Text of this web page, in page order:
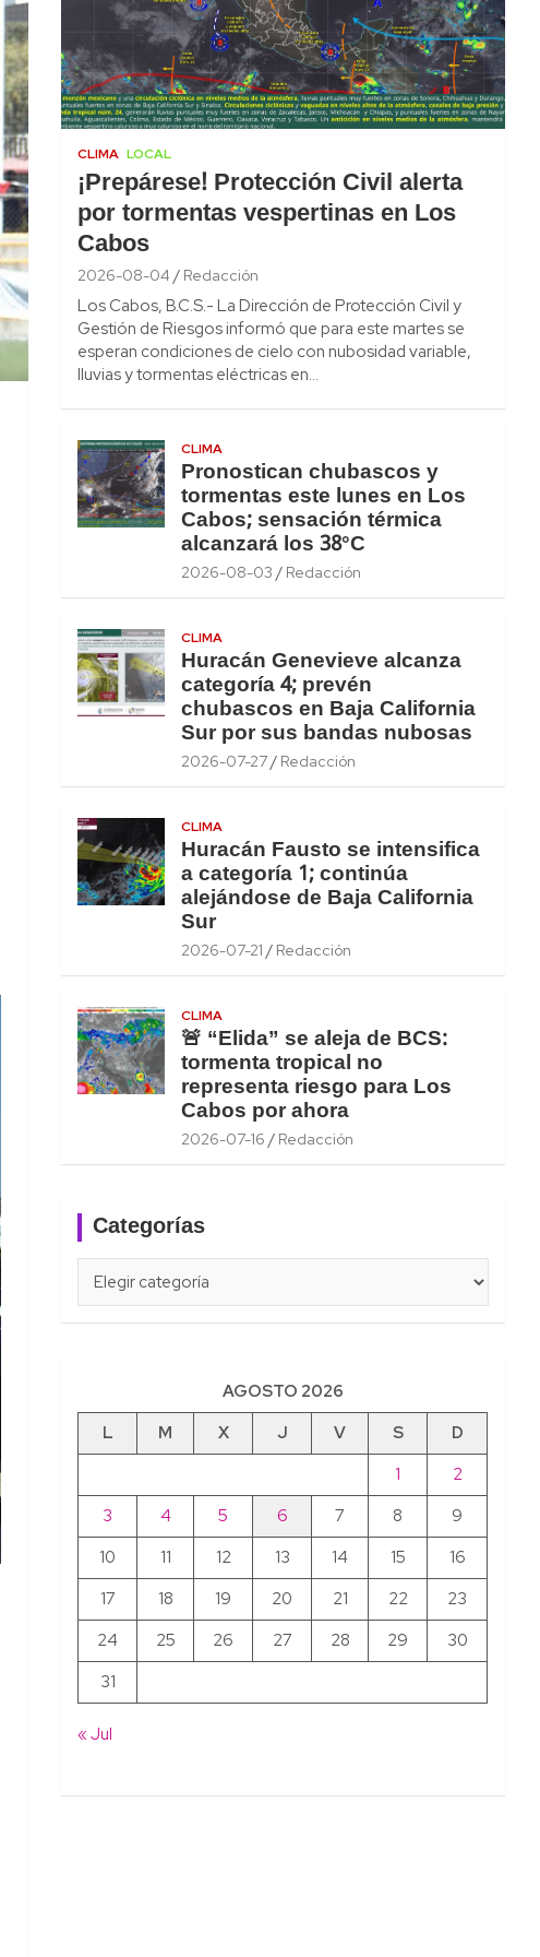
CLIMA LOCAL
¡Prepárese! Protección Civil alerta
por tormentas vespertinas en Los
Cabos
2026-08-04 Redacción
Los Cabos, B.C.S.- La Dirección de Protección Civil y
Gestión de Riesgos informó que para este martes se
esperan condiciones de cielo con nubosidad variable,
lluvias y tormentas eléctricas en…
CLIMA
Pronostican chubascos y
tormentas este lunes en Los
Cabos; sensación térmica
alcanzará los 38°C
2026-08-03 Redacción
CLIMA
Huracán Genevieve alcanza
categoría 4; prevén
chubascos en Baja California
Sur por sus bandas nubosas
2026-07-27 Redacción
CLIMA
Huracán Fausto se intensifica
a categoría 1; continúa
alejándose de Baja California
Sur
2026-07-21 Redacción
CLIMA
🚨 “Elida” se aleja de BCS:
tormenta tropical no
representa riesgo para Los
Cabos por ahora
2026-07-16 Redacción
Categorías
AGOSTO 2026
L
M X J V S
D
1
2
3
4 5 6 7 8
9
10
11 12 13 14 15
16
17
18 19 20 21 22
23
24
25 26 27 28 29
30
31
« Jul